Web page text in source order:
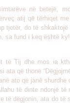
në betejë,
atij që tërhiqet
tjetër, do të
sa fund i keq është
të Tij dhe mos ia
ata që thonë
ato që janë shurdhe
të dinte ndonjë të
të dëgjonin, ata do të